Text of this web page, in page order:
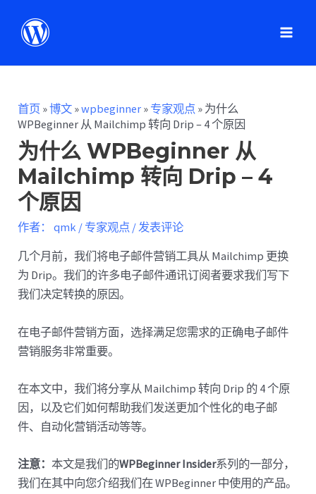
首页 »博文 »wpbeginner » 专家观点 » 为什么
WPBeginner 从 Mailchimp 转向 Drip – 4 个原因
为什么 WPBeginner 从
Mailchimp 转向 Drip – 4
个原因
作者： qmk / 专家观点 /发表评论
几个月前，我们将电子邮件营销工具从 Mailchimp 更换
为 Drip。我们的许多电子邮件通讯订阅者要求我们写下
我们决定转换的原因。
在电子邮件营销方面，选择满足您需求的正确电子邮件
营销服务非常重要。
在本文中，我们将分享从 Mailchimp 转向 Drip 的 4 个原
因，以及它们如何帮助我们发送更加个性化的电子邮
件、自动化营销活动等等。
注意：本文是我们的WPBeginner Insider系列的一部分，
我们在其中向您介绍我们在 WPBeginner 中使用的产品。